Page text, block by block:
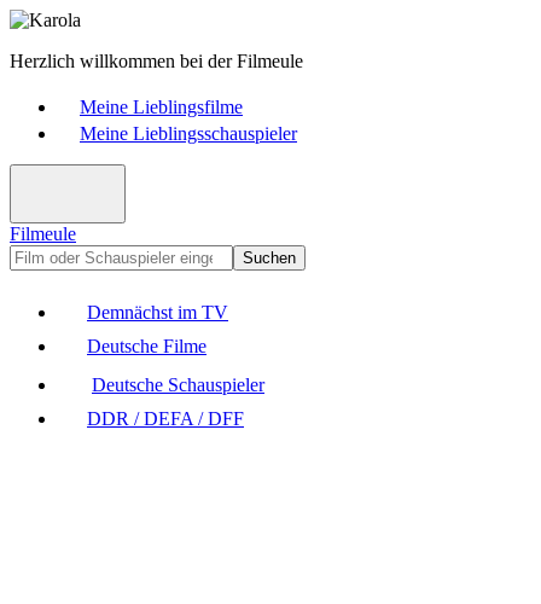
Herzlich willkommen bei der Filmeule
Meine Lieblingsfilme
Meine Lieblingsschauspieler
Filmeule
Suchen
Demnächst im TV
Deutsche Filme
Deutsche Schauspieler
DDR / DEFA / DFF